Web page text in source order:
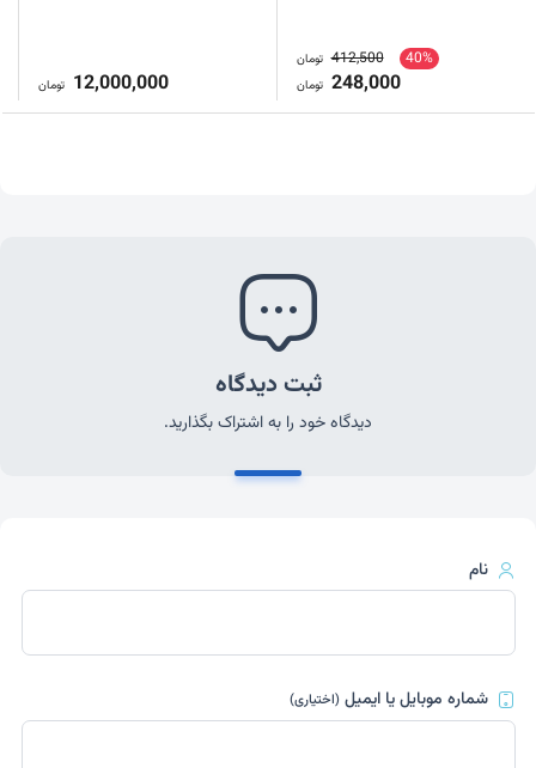
40%
412,500 تومان
248,000 تومان 12,000,000 تومان
ثبت دیدگاه
دیدگاه خود را به اشتراک بگذارید.
نام
شماره موبایل یا ایمیل(اختیاری)